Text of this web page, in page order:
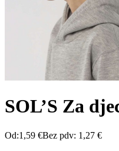
SOL’S Za
Od:1,59 €Bez pdv: 1,27 €